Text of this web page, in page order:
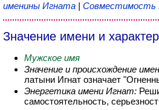
именины Игната | Совместимость
Значение имени и
Мужское имя
Значение и происхождение
латыни Игнат означает
Энергетика имени Игнат:
самостоятельность,